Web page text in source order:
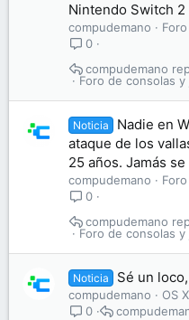
Nintendo Switch 2
compudemano
0
Foro de consolas y
compudemano
Noticia
Nadie en
ataque de los
25 años. Jamás
compudemano
0
Foro de consolas y
compudemano
Noticia Sé un
compudemano
OS X
0